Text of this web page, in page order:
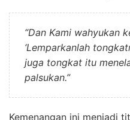
“Dan Kami wahyukan
‘Lemparkanlah
juga tongkat itu
palsukan.”
Kemenangan ini menjadi